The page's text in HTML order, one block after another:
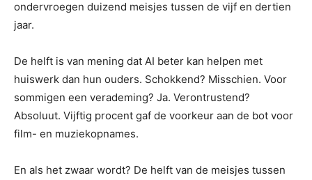
ondervroegen duizend meisjes tussen de vijf en dertien
jaar.
De helft is van mening dat AI beter kan helpen met
huiswerk dan hun ouders. Schokkend? Misschien. Voor
sommigen een verademing? Ja. Verontrustend?
Absoluut. Vijftig procent gaf de voorkeur aan de bot voor
film- en muziekopnames.
En als het zwaar wordt? De helft van de meisjes tussen